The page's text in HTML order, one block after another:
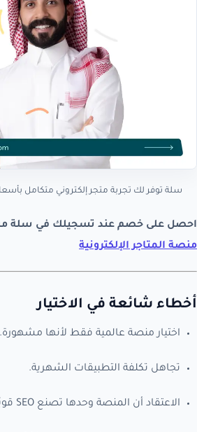
سلة توفر لك تجربة متجر إلكتروني متكامل بأسعار تبدأ من
احصل على خصم عند تسجيلك في سلة من
منصة المتاجر الإلكترونية
أخطاء شائعة في الاختيار
اختيار منصة عالمية فقط لأنها مشهورة.
تجاهل تكلفة التطبيقات الشهرية.
الاعتقاد أن المنصة وحدها تصنع SEO قويًا.